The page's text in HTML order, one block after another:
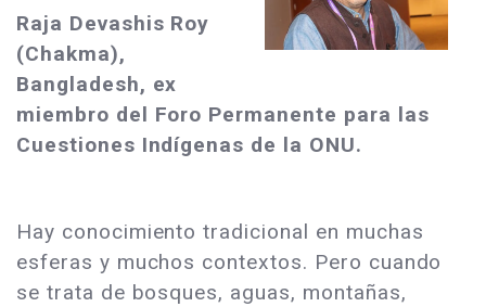
Raja Devashis Roy
(Chakma),
Bangladesh, ex
miembro del Foro Permanente para las
Cuestiones Indígenas de la ONU.
Hay conocimiento tradicional en muchas
esferas y muchos contextos. Pero cuando
se trata de bosques, aguas, montañas,